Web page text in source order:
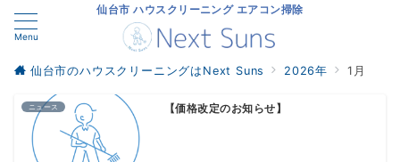
Menu
仙台市 ハウスクリーニング エアコン掃除
仙台市のハウスクリーニングはNext Suns 2026年 1月
ニュース 【価格改定のお知らせ】